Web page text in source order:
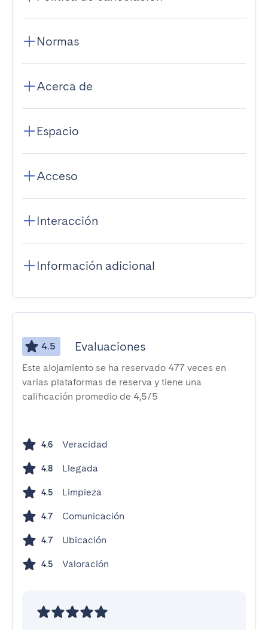
Normas
Acerca de
Espacio
Acceso
Interacción
Información adicional
4.5 Evaluaciones
Este alojamiento se ha reservado 477 veces en
varias plataformas de reserva y tiene una
calificación promedio de 4,5/5
4.6 Veracidad
4.8 Llegada
4.5 Limpieza
4.7 Comunicación
4.7 Ubicación
4.5 Valoración